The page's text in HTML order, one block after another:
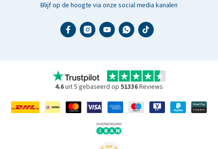
Blijf op de hoogte via onze social media kanalen
4.6uit 5 gebaseerd op 51336Reviews